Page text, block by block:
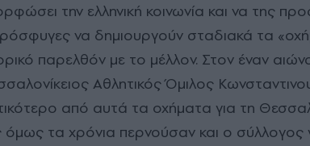
την ελληνική κοινωνία και να της
να δημιουργούν σταδιακά τα
παρελθόν με το μέλλον. Στον έναν
Αθλητικός Όμιλος
από αυτά τα οχήματα για τη
τα χρόνια περνούσαν και ο σύλλογος